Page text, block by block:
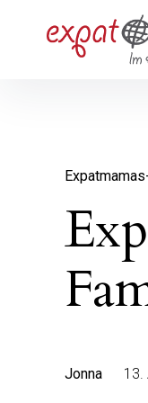
überspringen
Jonna 13.